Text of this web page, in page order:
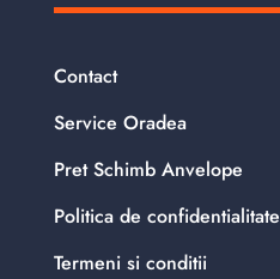
Contact
Service Oradea
Pret Schimb Anvelope
Politica de confidentialitate
Termeni si conditii